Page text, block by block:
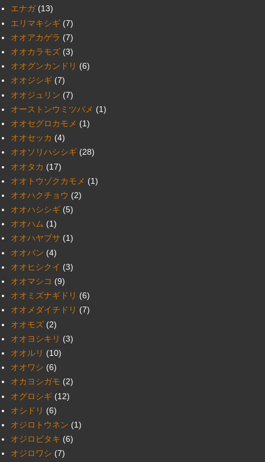
エナガ (13)
エリマキシギ (7)
オオアカゲラ (7)
オオカラモズ (3)
オオグンカンドリ (6)
オオジシギ (7)
オオジュリン (7)
オーストンウミツバメ (1)
オオセグロカモメ (1)
オオセッカ (4)
オオソリハシシギ (28)
オオタカ (17)
オオトウゾクカモメ (1)
オオハクチョウ (2)
オオハシシギ (5)
オオハム (1)
オオハヤブサ (1)
オオバン (4)
オオヒシクイ (3)
オオマシコ (9)
オオミズナギドリ (6)
オオメダイチドリ (7)
オオモズ (2)
オオヨシキリ (3)
オオルリ (10)
オオワシ (6)
オカヨシガモ (2)
オグロシギ (12)
オシドリ (6)
オジロトウネン (1)
オジロビタキ (6)
オジロワシ (7)